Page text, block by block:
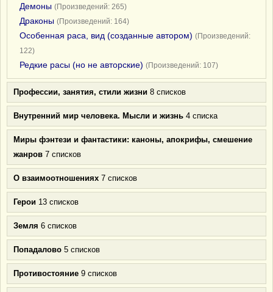
Демоны (Произведений: 265)
Драконы (Произведений: 164)
Особенная раса, вид (созданные автором) (Произведений:
122)
Редкие расы (но не авторские) (Произведений: 107)
Профессии, занятия, стили жизни 8 списков
Внутренний мир человека. Мысли и жизнь 4 списка
Миры фэнтези и фантастики: каноны, апокрифы, смешение
жанров 7 списков
О взаимоотношениях 7 списков
Герои 13 списков
Земля 6 списков
Попадалово 5 списков
Противостояние 9 списков